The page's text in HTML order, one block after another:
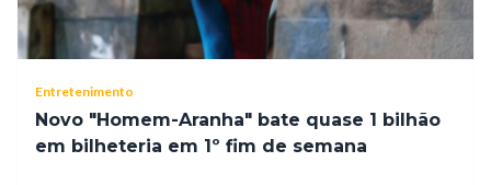
Entretenimento
Novo "Homem-Aranha" bate quase 1 bilhão
em bilheteria em 1º fim de semana